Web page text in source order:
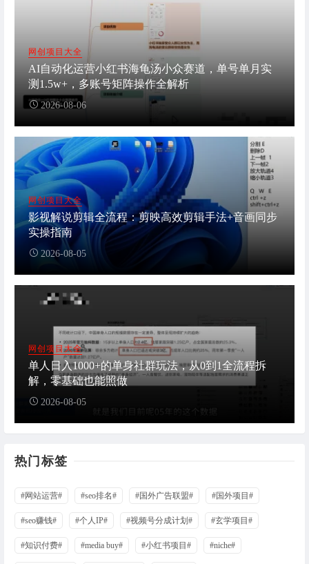
网创项目大全
AI自动化运营小红书海龟汤小众赛道，单号单月实
测1.5w+，多账号矩阵操作全解析
2026-08-06
网创项目大全
影视解说剪辑全流程：剪映高效剪辑手法+音画同步
实操指南
2026-08-05
网创项目大全
单人日入1000+的单身社群玩法，从0到1全流程拆
解，零基础也能照做
2026-08-05
热门标签
#网站运营# #seo排名# #国外广告联盟# #国外项目#
#seo赚钱# #个人IP# #视频号分成计划# #玄学项目#
#知识付费# #media buy# #小红书项目# #niche#